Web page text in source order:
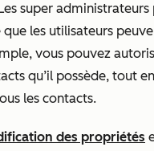
super
les utilisateurs
vous pouvez
qu’il possède, tout
les contacts.
des propriétés